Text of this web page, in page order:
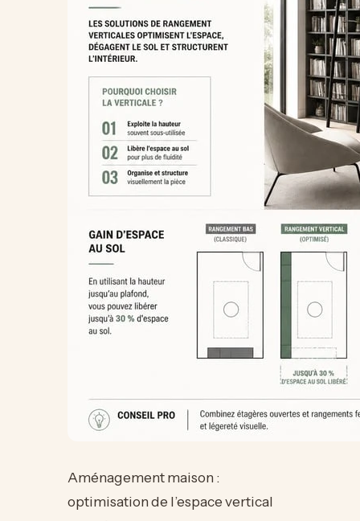
Aménagement maison :
optimisation de l’espace vertical